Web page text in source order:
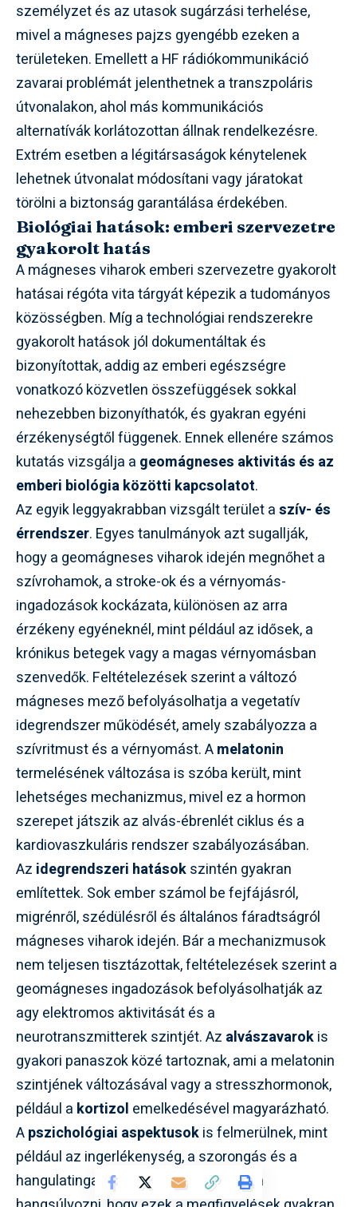
személyzet és az utasok sugárzási terhelése,
mivel a mágneses pajzs gyengébb ezeken a
területeken. Emellett a HF rádiókommunikáció
zavarai problémát jelenthetnek a transzpoláris
útvonalakon, ahol más kommunikációs
alternatívák korlátozottan állnak rendelkezésre.
Extrém esetben a légitársaságok kénytelenek
lehetnek útvonalat módosítani vagy járatokat
törölni a biztonság garantálása érdekében.
Biológiai hatások: emberi szervezetre
gyakorolt hatás
A mágneses viharok emberi szervezetre gyakorolt
hatásai régóta vita tárgyát képezik a tudományos
közösségben. Míg a technológiai rendszerekre
gyakorolt hatások jól dokumentáltak és
bizonyítottak, addig az emberi egészségre
vonatkozó közvetlen összefüggések sokkal
nehezebben bizonyíthatók, és gyakran egyéni
érzékenységtől függenek. Ennek ellenére számos
kutatás vizsgálja a geomágneses aktivitás és az
emberi biológia közötti kapcsolatot.
Az egyik leggyakrabban vizsgált terület aszív- és
érrendszer. Egyes tanulmányok azt sugallják,
hogy a geomágneses viharok idején megnőhet a
szívrohamok, a stroke-ok és a vérnyomás-
ingadozások kockázata, különösen az arra
érzékeny egyéneknél, mint például az idősek, a
krónikus betegek vagy a magas vérnyomásban
szenvedők. Feltételezések szerint a változó
mágneses mező befolyásolhatja a vegetatív
idegrendszer működését, amely szabályozza a
szívritmust és a vérnyomást. Amelatonin
termelésének változása is szóba került, mint
lehetséges mechanizmus, mivel ez a hormon
szerepet játszik az alvás-ébrenlét ciklus és a
kardiovaszkuláris rendszer szabályozásában.
Az idegrendszeri hatásokszintén gyakran
említettek. Sok ember számol be fejfájásról,
migrénről, szédülésről és általános fáradtságról
mágneses viharok idején. Bár a mechanizmusok
nem teljesen tisztázottak, feltételezések szerint a
geomágneses ingadozások befolyásolhatják az
agy elektromos aktivitását és a
neurotranszmitterek szintjét. Az alvászavarokis
gyakori panaszok közé tartoznak, ami a melatonin
szintjének változásával vagy a stresszhormonok,
például a kortizol emelkedésével magyarázható.
Apszichológiai aspektusokis felmerülnek, mint
például az ingerlékenység, a szorongás és a
hangulatingadozások. Fontos azonban